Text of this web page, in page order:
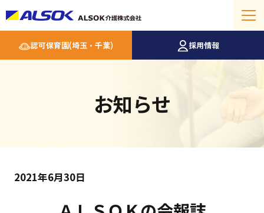
認可保育園(埼玉・千葉) 採用情報
お知らせ
2021年6月30日